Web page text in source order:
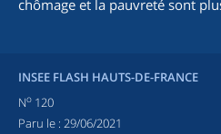
chômage et la pauvreté sont
INSEE FLASH HAUTS-DE-FRANCE
No 120
Paru le : 29/06/2021